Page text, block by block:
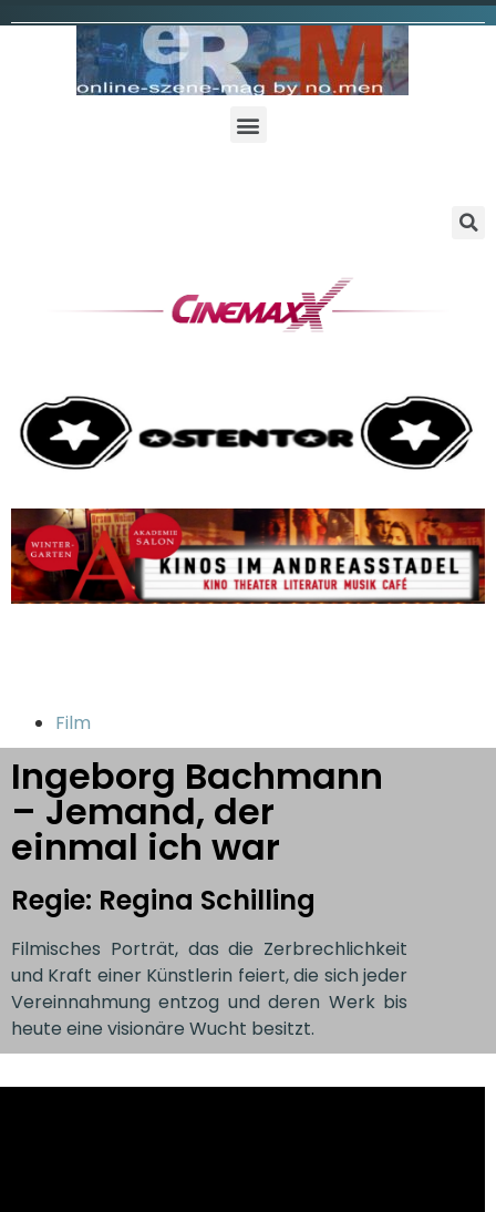
Film
Ingeborg Bachmann
– Jemand, der
einmal ich war
Regie: Regina Schilling
Filmisches Porträt, das die Zerbrechlichkeit
und Kraft einer Künstlerin feiert, die sich jeder
Vereinnahmung entzog und deren Werk bis
heute eine visionäre Wucht besitzt.